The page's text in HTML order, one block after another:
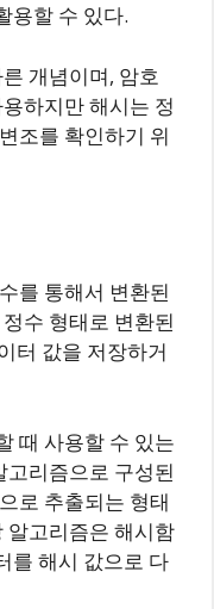
용할 수 있다.
개념이며, 암호
하지만 해시는 정
조를 확인하기 위
를 통해서 변환된
수 형태로 변환된
터 값을 저장하거
때 사용할 수 있는
고리즘으로 구성된
로 추출되는 형태
알고리즘은 해시함
를 해시 값으로 다